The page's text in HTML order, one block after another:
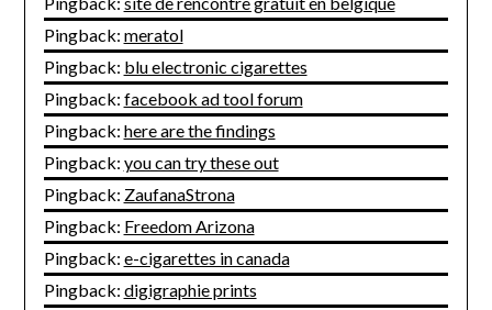
Pingback: meratol
Pingback: blu electronic cigarettes
Pingback: facebook ad tool forum
Pingback: here are the findings
Pingback: you can try these out
Pingback: ZaufanaStrona
Pingback: Freedom Arizona
Pingback: e-cigarettes in canada
Pingback: digigraphie prints